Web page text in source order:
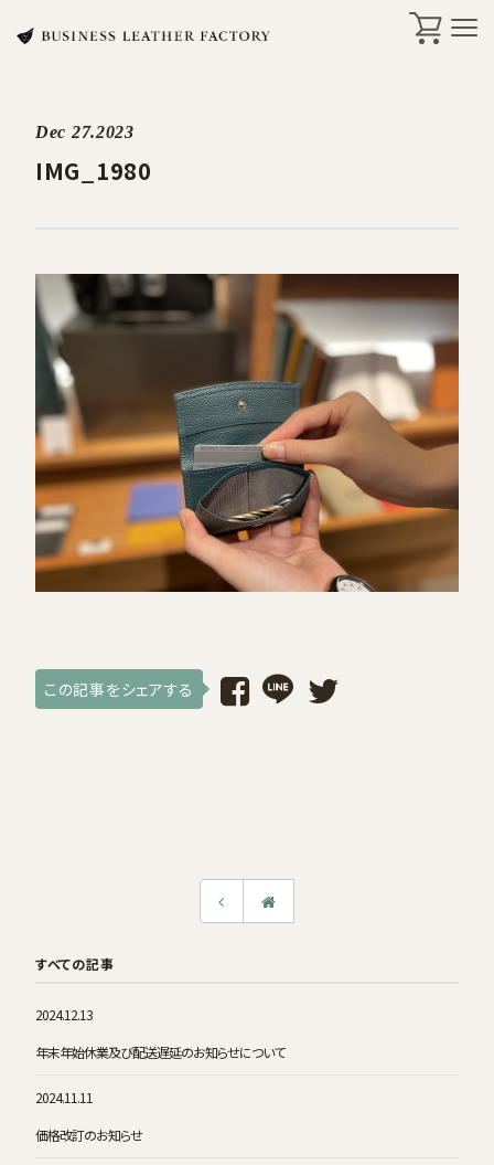
オリジナル刻印・ギフト
店舗一覧
採用情報
ログイン / 会員登録
Dec 27.2023
IMG_1980
この記事をシェアする
すべての記事
2024.12.13
年末年始休業及び配送遅延のお知らせについて
2024.11.11
価格改訂のお知らせ